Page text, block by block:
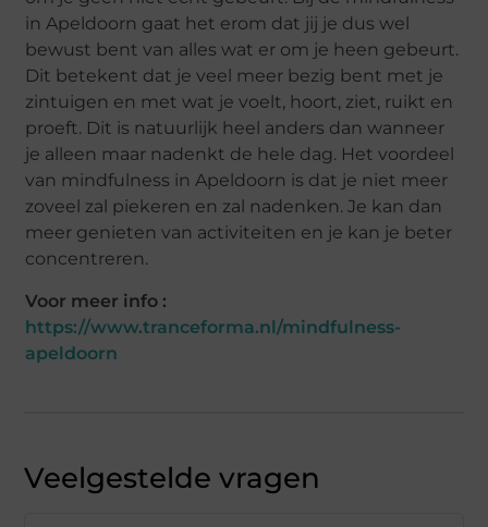
in Apeldoorn gaat het erom dat jij je dus wel
bewust bent van alles wat er om je heen gebeurt.
Dit betekent dat je veel meer bezig bent met je
zintuigen en met wat je voelt, hoort, ziet, ruikt en
proeft. Dit is natuurlijk heel anders dan wanneer
je alleen maar nadenkt de hele dag. Het voordeel
van mindfulness in Apeldoorn is dat je niet meer
zoveel zal piekeren en zal nadenken. Je kan dan
meer genieten van activiteiten en je kan je beter
concentreren.
Voor meer info :
https://www.tranceforma.nl/mindfulness-
apeldoorn
Veelgestelde vragen